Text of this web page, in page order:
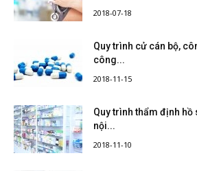
2018-07-18
Quy trình cử cán bộ,
công...
2018-11-15
Quy trình thẩm định hồ
nội...
2018-11-10